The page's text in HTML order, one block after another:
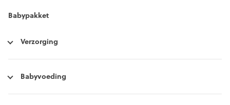
Babypakket
Verzorging
Babyvoeding